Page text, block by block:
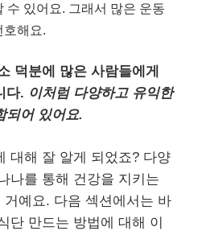
수 있어요. 그래서 많은 운동
호해요.
덕분에 많은 사람들에게
다. 이처럼 다양하고 유익한
되어 있어요.
대해 잘 알게 되었죠? 다양
나를 통해 건강을 지키는
예요. 다음 섹션에서는 바
단 만드는 방법에 대해 이